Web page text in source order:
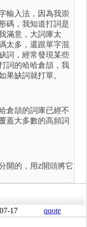
輸入法，因為我崇
碼，我知道打詞是
滿意，大詞庫太
太多，還跟單字混
詞，經常發現某些
詞的哈哈倉頡，我
果缺詞就打單。
倉頡的詞庫已經不
蓋大多數的高頻詞
開的，用z開頭將它
17 quote